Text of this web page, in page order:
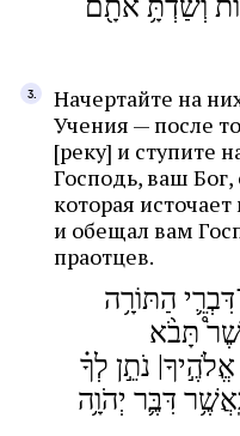
Начертайте на
Учения — после
[реку] и ступите
Господь, ваш
которая
и обещал вам
праотцев.
הַתּוֹרָ֥ה
תָּבֹ֨א
נֹתֵ֣ן לְךָ֗
דִּבֶּ֛ר יְהֹוָ֥ה